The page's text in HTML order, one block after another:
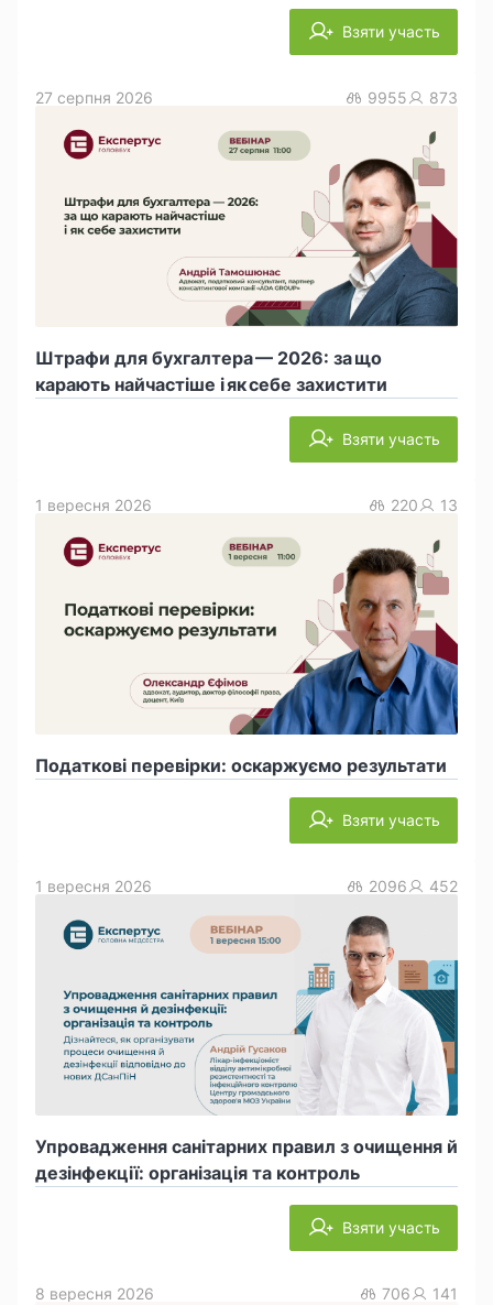
Взяти участь
Штрафи для бухгалтера — 2026: за що
карають найчастіше і як себе захистити
27 серпня 2026 9955 873
Взяти участь
Податкові перевірки: оскаржуємо результати
1 вересня 2026 220 13
Взяти участь
Упровадження санітарних правил з очищення й
дезінфекції: організація та контроль
1 вересня 2026 2096 452
Взяти участь
8 вересня 2026 706 141